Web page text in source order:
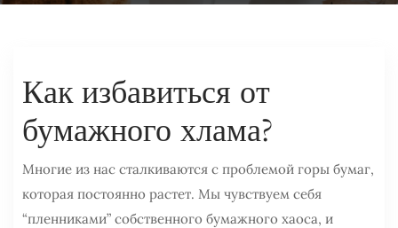
Как избавиться от
бумажного хлама?
Многие из нас сталкиваются с проблемой горы бумаг,
которая постоянно растет. Мы чувствуем себя
“пленниками” собственного бумажного хаоса, и